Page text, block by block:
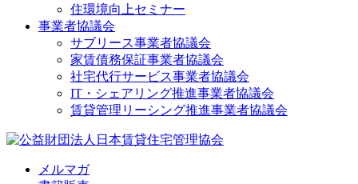
住環境向上セミナー
事業者協議会
サブリース事業者協議会
家賃債務保証事業者協議会
社宅代行サービス事業者協議会
IT・シェアリング推進事業者協議会
賃貸管理リーシング推進事業者協議会
メルマガ